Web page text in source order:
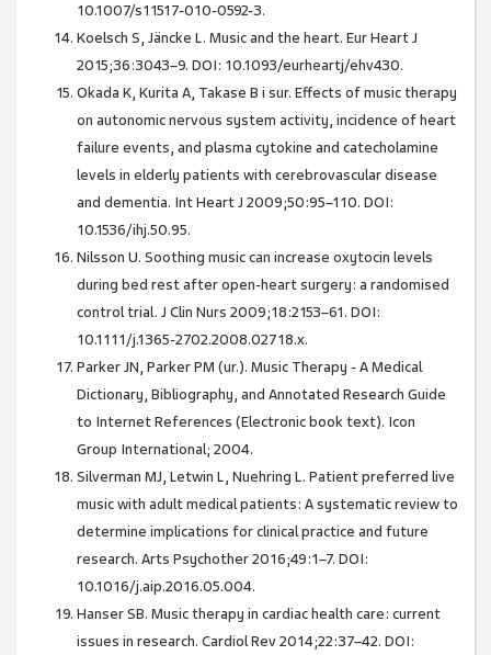
10.1007/s11517-010-0592-3.
Koelsch S, Jäncke L. Music and the heart. Eur Heart J
2015;36:3043–9. DOI: 10.1093/eurheartj/ehv430.
Okada K, Kurita A, Takase B i sur. Effects of music therapy
on autonomic nervous system activity, incidence of heart
failure events, and plasma cytokine and catecholamine
levels in elderly patients with cerebrovascular disease
and dementia. Int Heart J 2009;50:95–110. DOI:
10.1536/ihj.50.95.
Nilsson U. Soothing music can increase oxytocin levels
during bed rest after open-heart surgery: a randomised
control trial. J Clin Nurs 2009;18:2153–61. DOI:
10.1111/j.1365-2702.2008.02718.x.
Parker JN, Parker PM (ur.). Music Therapy - A Medical
Dictionary, Bibliography, and Annotated Research Guide
to Internet References (Electronic book text). Icon
Group International; 2004.
Silverman MJ, Letwin L, Nuehring L. Patient preferred live
music with adult medical patients: A systematic review to
determine implications for clinical practice and future
research. Arts Psychother 2016;49:1–7. DOI:
10.1016/j.aip.2016.05.004.
Hanser SB. Music therapy in cardiac health care: current
issues in research. Cardiol Rev 2014;22:37–42. DOI: